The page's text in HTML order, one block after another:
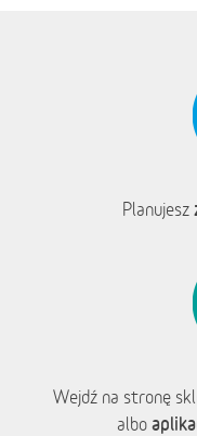
Planujesz
Wejdź na stronę
albo